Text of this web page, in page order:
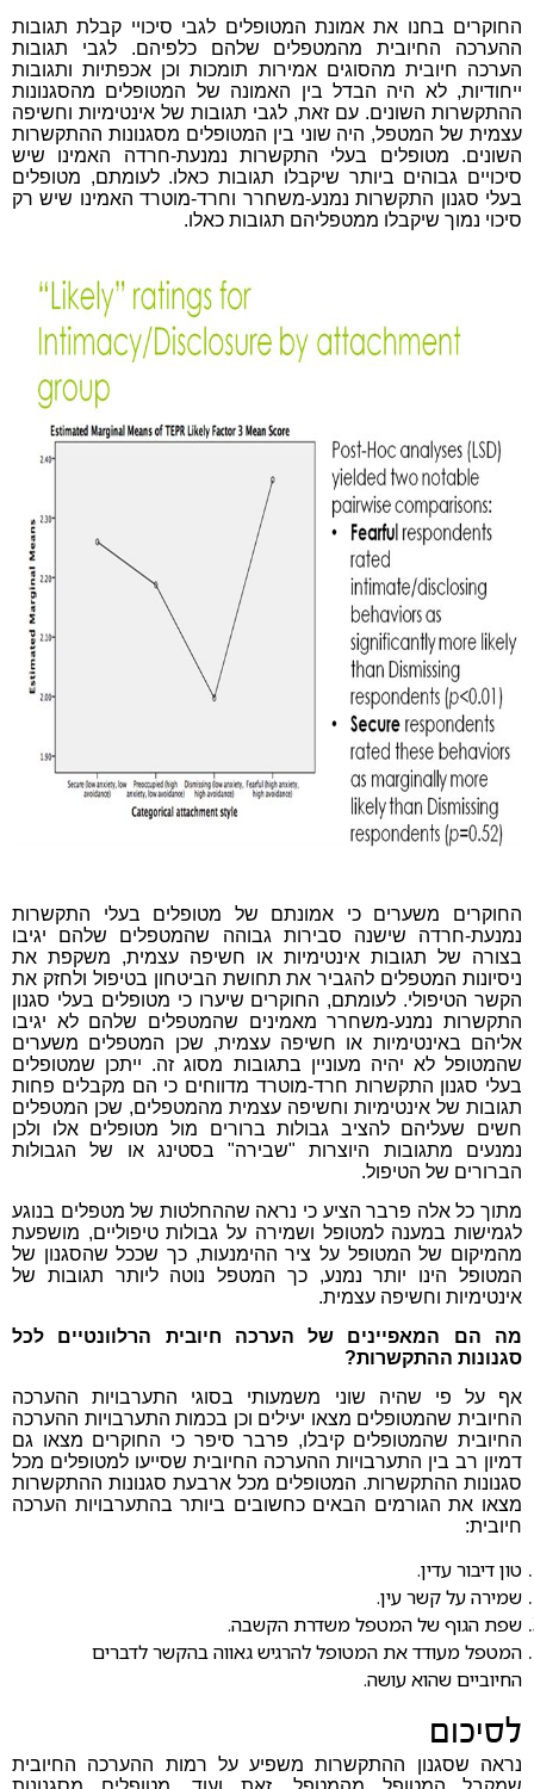
החוקרים בחנו את אמונת המטופלים לגבי סיכויי קבלת תגובות
ההערכה החיובית מהמטפלים שלהם כלפיהם. לגבי תגובות
הערכה חיובית מהסוגים אמירות תומכות וכן אכפתיות ותגובות
ייחודיות, לא היה הבדל בין האמונה של המטופלים מהסגנונות
ההתקשרות השונים. עם זאת, לגבי תגובות של אינטימיות וחשיפה
עצמית של המטפל, היה שוני בין המטופלים מסגנונות ההתקשרות
השונים. מטופלים בעלי התקשרות נמנעת-חרדה האמינו שיש
סיכויים גבוהים ביותר שיקבלו תגובות כאלו. לעומתם, מטופלים
בעלי סגנון התקשרות נמנע-משחרר וחרד-מוטרד האמינו שיש רק
סיכוי נמוך שיקבלו ממטפליהם תגובות כאלו.
החוקרים משערים כי אמונתם של מטופלים בעלי התקשרות
נמנעת-חרדה שישנה סבירות גבוהה שהמטפלים שלהם יגיבו
בצורה של תגובות אינטימיות או חשיפה עצמית, משקפת את
ניסיונות המטפלים להגביר את תחושת הביטחון בטיפול ולחזק את
הקשר הטיפולי. לעומתם, החוקרים שיערו כי מטופלים בעלי סגנון
התקשרות נמנע-משחרר מאמינים שהמטפלים שלהם לא יגיבו
אליהם באינטימיות או חשיפה עצמית, שכן המטפלים משערים
שהמטופל לא יהיה מעוניין בתגובות מסוג זה. ייתכן שמטופלים
בעלי סגנון התקשרות חרד-מוטרד מדווחים כי הם מקבלים פחות
תגובות של אינטימיות וחשיפה עצמית מהמטפלים, שכן המטפלים
חשים שעליהם להציב גבולות ברורים מול מטופלים אלו ולכן
נמנעים מתגובות היוצרות "שבירה" בסטינג או של הגבולות
הברורים של הטיפול.
מתוך כל אלה פרבר הציע כי נראה שההחלטות של מטפלים בנוגע
לגמישות במענה למטופל ושמירה על גבולות טיפוליים, מושפעת
מהמיקום של המטופל על ציר ההימנעות, כך שככל שהסגנון של
המטופל הינו יותר נמנע, כך המטפל נוטה ליותר תגובות של
אינטימיות וחשיפה עצמית.
מה הם המאפיינים של הערכה חיובית הרלוונטיים לכל
סגנונות ההתקשרות?
אף על פי שהיה שוני משמעותי בסוגי התערבויות ההערכה
החיובית שהמטופלים מצאו יעילים וכן בכמות התערבויות ההערכה
החיובית שהמטופלים קיבלו, פרבר סיפר כי החוקרים מצאו גם
דמיון רב בין התערבויות ההערכה החיובית שסייעו למטופלים מכל
סגנונות ההתקשרות. המטופלים מכל ארבעת סגנונות ההתקשרות
מצאו את הגורמים הבאים כחשובים ביותר בהתערבויות הערכה
חיובית:
טון דיבור עדין.
שמירה על קשר עין.
שפת הגוף של המטפל משדרת הקשבה.
המטפל מעודד את המטופל להרגיש גאווה בהקשר לדברים
החיוביים שהוא עושה.
לסיכום
נראה שסגנון ההתקשרות משפיע על רמות ההערכה החיובית